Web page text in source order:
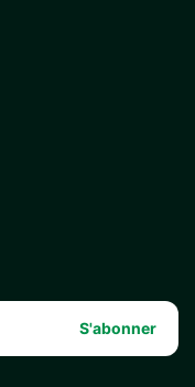
S'abonner